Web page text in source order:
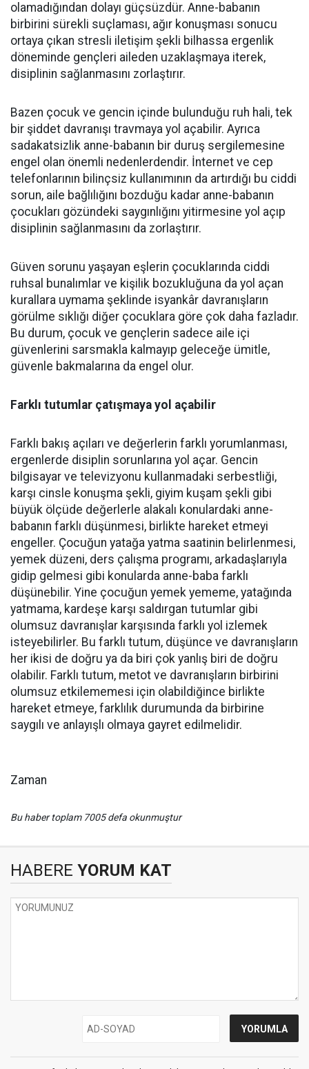
olamadığından dolayı güçsüzdür. Anne-babanın
birbirini sürekli suçlaması, ağır konuşması sonucu
ortaya çıkan stresli iletişim şekli bilhassa ergenlik
döneminde gençleri aileden uzaklaşmaya iterek,
disiplinin sağlanmasını zorlaştırır.
Bazen çocuk ve gencin içinde bulunduğu ruh hali, tek
bir şiddet davranışı travmaya yol açabilir. Ayrıca
sadakatsizlik anne-babanın bir duruş sergilemesine
engel olan önemli nedenlerdendir. İnternet ve cep
telefonlarının bilinçsiz kullanımının da artırdığı bu ciddi
sorun, aile bağlılığını bozduğu kadar anne-babanın
çocukları gözündeki saygınlığını yitirmesine yol açıp
disiplinin sağlanmasını da zorlaştırır.
Güven sorunu yaşayan eşlerin çocuklarında ciddi
ruhsal bunalımlar ve kişilik bozukluğuna da yol açan
kurallara uymama şeklinde isyankâr davranışların
görülme sıklığı diğer çocuklara göre çok daha fazladır.
Bu durum, çocuk ve gençlerin sadece aile içi
güvenlerini sarsmakla kalmayıp geleceğe ümitle,
güvenle bakmalarına da engel olur.
Farklı tutumlar çatışmaya yol açabilir
Farklı bakış açıları ve değerlerin farklı yorumlanması,
ergenlerde disiplin sorunlarına yol açar. Gencin
bilgisayar ve televizyonu kullanmadaki serbestliği,
karşı cinsle konuşma şekli, giyim kuşam şekli gibi
büyük ölçüde değerlerle alakalı konulardaki anne-
babanın farklı düşünmesi, birlikte hareket etmeyi
engeller. Çocuğun yatağa yatma saatinin belirlenmesi,
yemek düzeni, ders çalışma programı, arkadaşlarıyla
gidip gelmesi gibi konularda anne-baba farklı
düşünebilir. Yine çocuğun yemek yememe, yatağında
yatmama, kardeşe karşı saldırgan tutumlar gibi
olumsuz davranışlar karşısında farklı yol izlemek
isteyebilirler. Bu farklı tutum, düşünce ve davranışların
her ikisi de doğru ya da biri çok yanlış biri de doğru
olabilir. Farklı tutum, metot ve davranışların birbirini
olumsuz etkilememesi için olabildiğince birlikte
hareket etmeye, farklılık durumunda da birbirine
saygılı ve anlayışlı olmaya gayret edilmelidir.
Zaman
Bu haber toplam 7005 defa okunmuştur
HABERE YORUM KAT